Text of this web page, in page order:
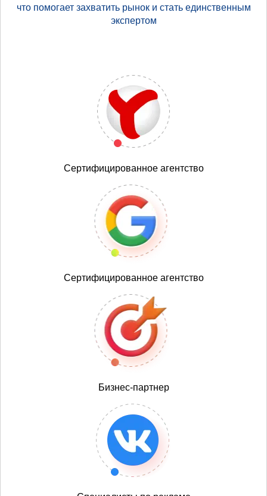
что помогает захватить рынок и стать единственным
экспертом
Сертифицированное агентство
Сертифицированное агентство
Бизнес-партнер